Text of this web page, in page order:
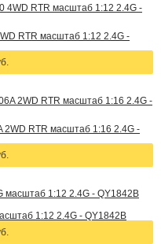
RTR масштаб 1:12 2.4G -
2WD RTR масштаб 1:16 2.4G -
1:12 2.4G - QY1842B